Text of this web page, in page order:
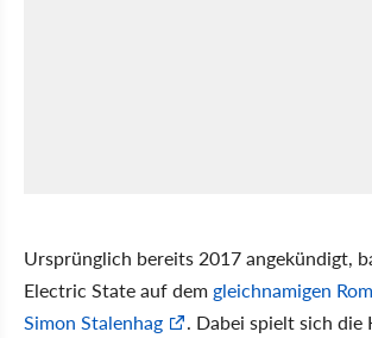
Ursprünglich bereits 2017 angekündigt,
Electric State auf dem gleichnamigen
Simon Stalenhag
. Dabei spielt sich die